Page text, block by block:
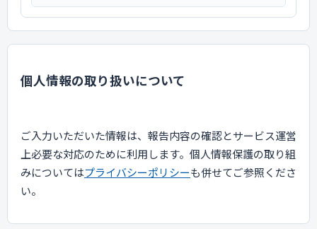
個人情報の取り扱いについて
ご入力いただいた情報は、報告内容の確認とサービス運営
上必要な対応のために利用します。個人情報保護の取り組
みについてはプライバシーポリシーも併せてご参照くださ
い。